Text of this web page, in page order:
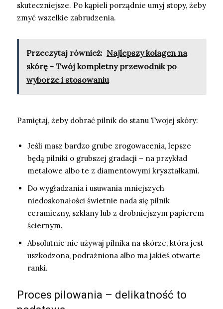
skuteczniejsze. Po kąpieli porządnie umyj stopy, żeby
zmyć wszelkie zabrudzenia.
Przeczytaj również: Najlepszy kolagen na
skórę - Twój kompletny przewodnik po
wyborze i stosowaniu
Pamiętaj, żeby dobrać pilnik do stanu Twojej skóry:
Jeśli masz bardzo grube zrogowacenia, lepsze
będą pilniki o grubszej gradacji – na przykład
metalowe albo te z diamentowymi kryształkami.
Do wygładzania i usuwania mniejszych
niedoskonałości świetnie nada się pilnik
ceramiczny, szklany lub z drobniejszym papierem
ściernym.
Absolutnie nie używaj pilnika na skórze, która jest
uszkodzona, podrażniona albo ma jakieś otwarte
ranki.
Proces pilowania – delikatność to